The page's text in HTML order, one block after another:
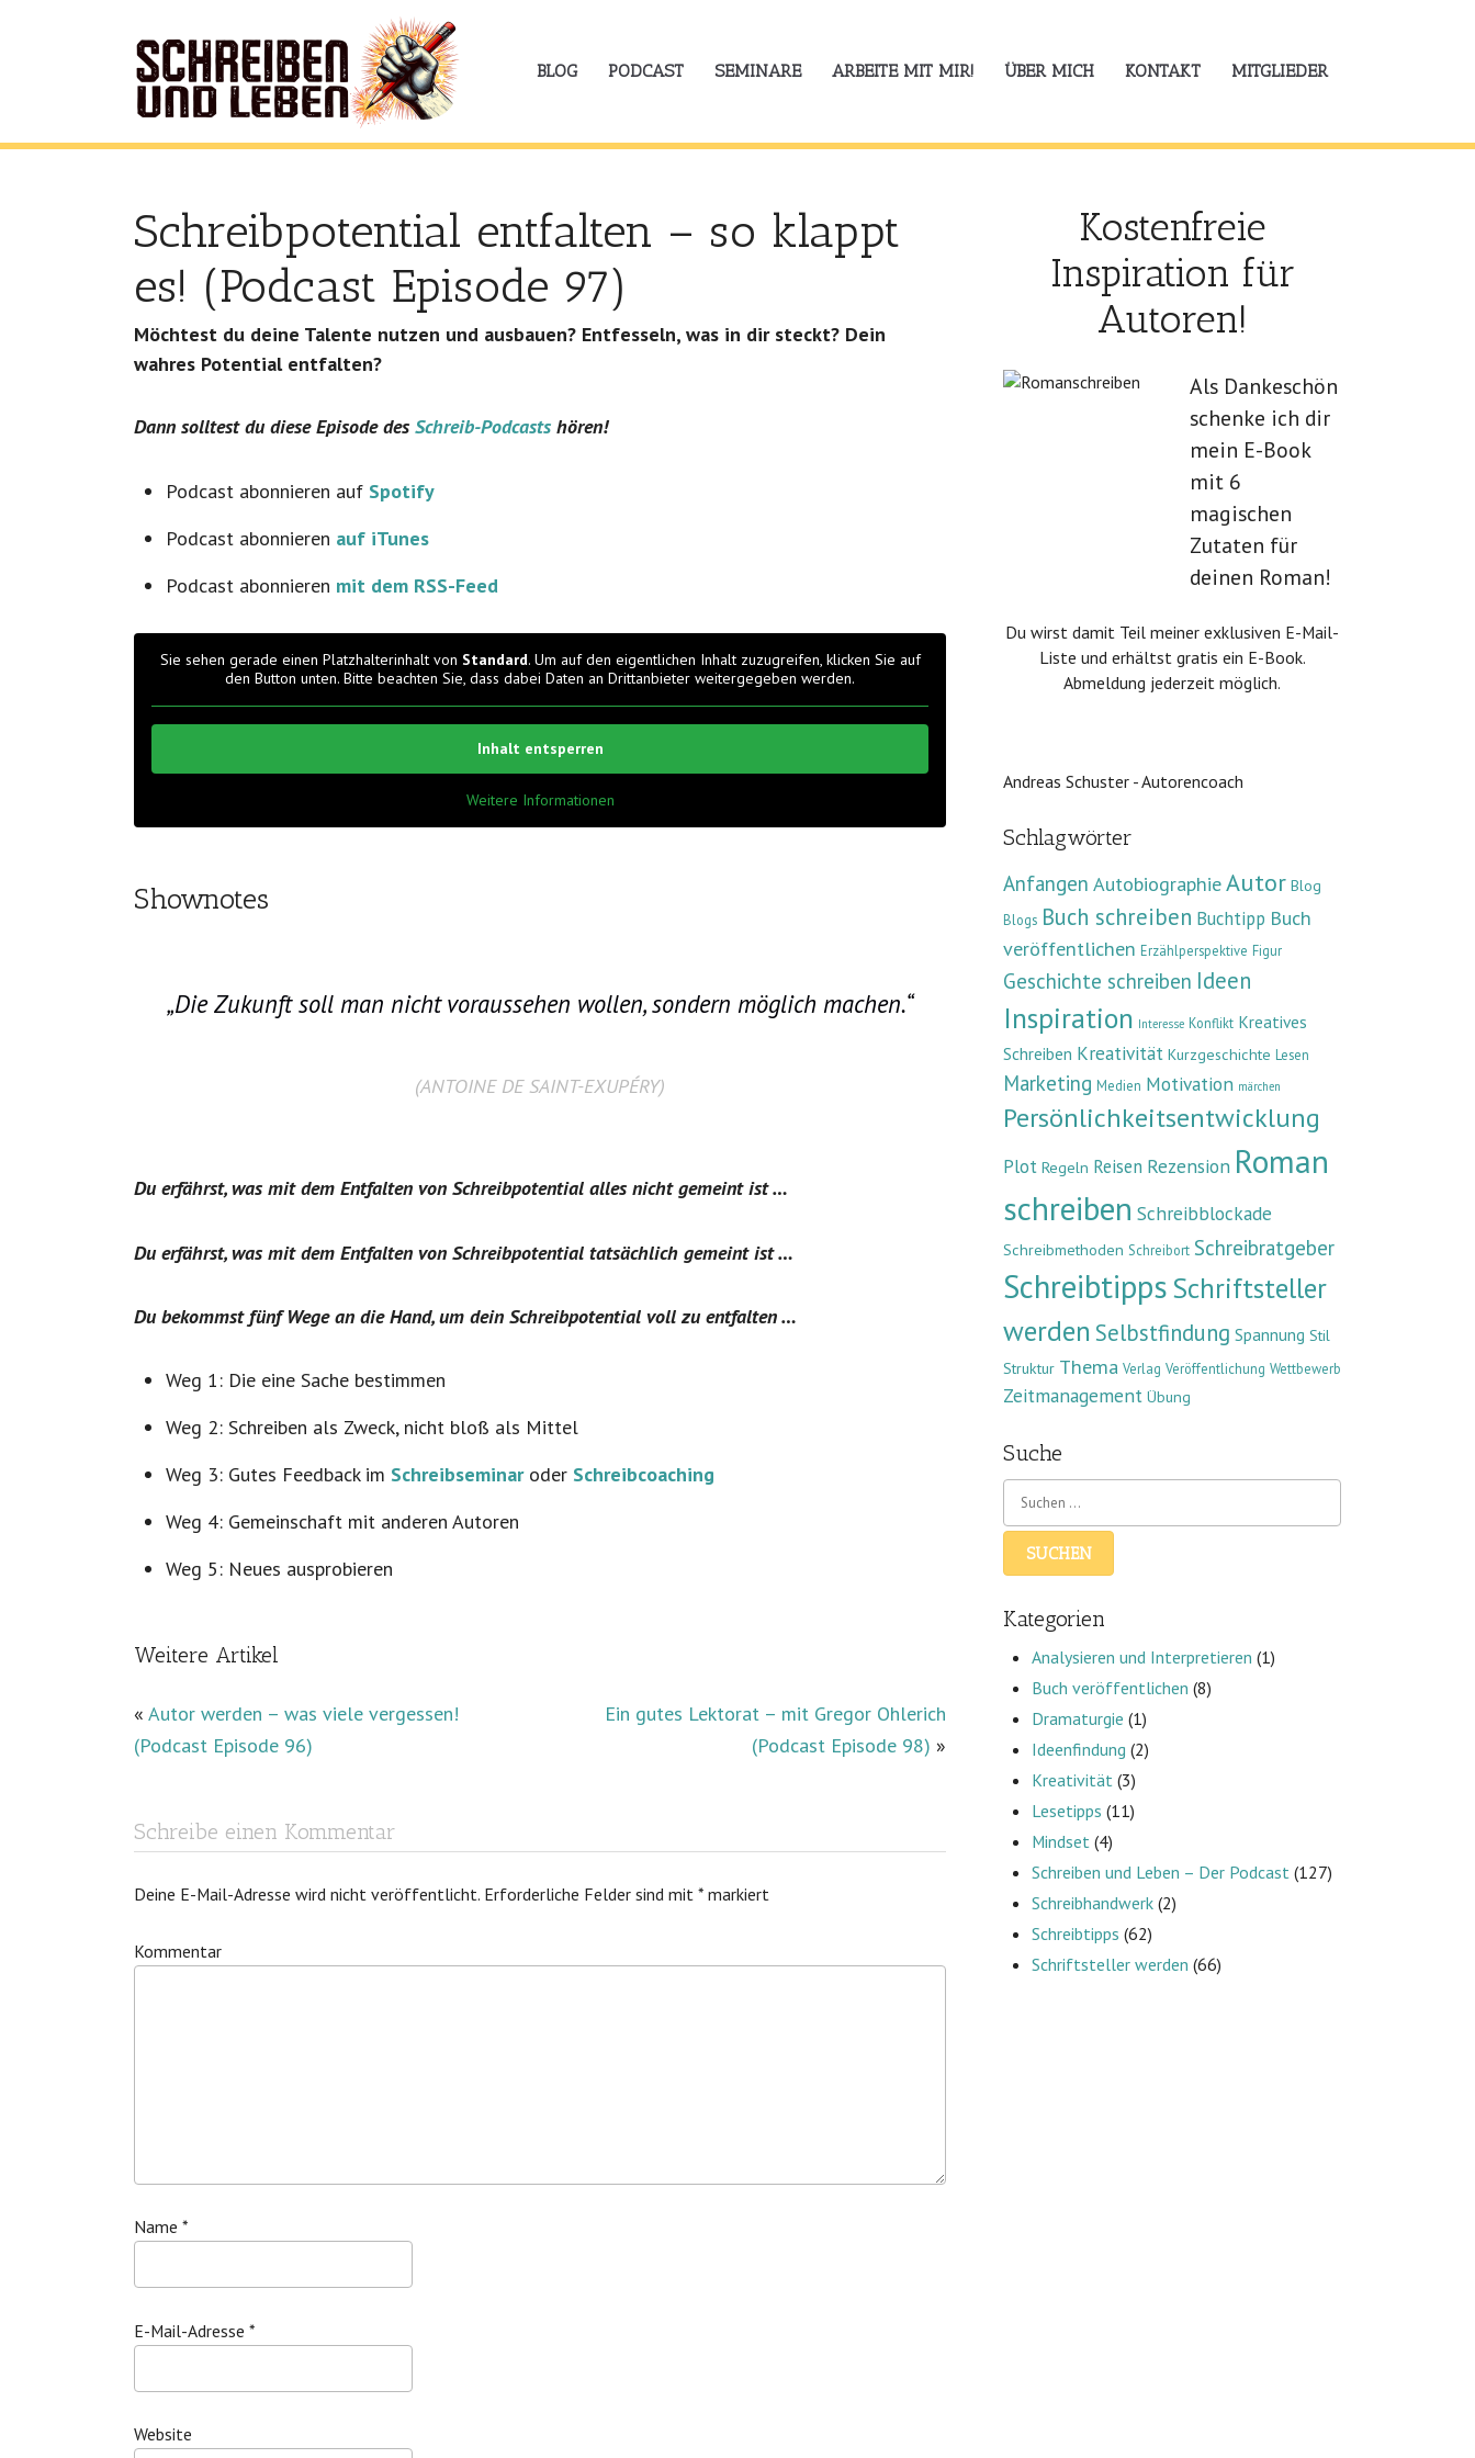
BLOG PODCAST SEMINARE ARBEITE MIT MIR! ÜBER MICH KONTAKT MITGLIEDER
Schreibpotential entfalten – so klappt
es! (Podcast Episode 97)
Möchtest du deine Talente nutzen und ausbauen? Entfesseln, was in dir steckt? Dein
wahres Potential entfalten?
Dann solltest du diese Episode des Schreib-Podcasts hören!
Podcast abonnieren auf Spotify
Podcast abonnieren auf iTunes
Podcast abonnieren mit dem RSS-Feed
Sie sehen gerade einen Platzhalterinhalt von Standard. Um auf den eigentlichen Inhalt zuzugreifen, klicken Sie auf
den Button unten. Bitte beachten Sie, dass dabei Daten an Drittanbieter weitergegeben werden.
Inhalt entsperren
Weitere Informationen
Shownotes
„Die Zukunft soll man nicht voraussehen wollen, sondern möglich machen.“
(ANTOINE DE SAINT-EXUPÉRY)
Du erfährst, was mit dem Entfalten von Schreibpotential alles nicht gemeint ist …
Du erfährst, was mit dem Entfalten von Schreibpotential tatsächlich gemeint ist …
Du bekommst fünf Wege an die Hand, um dein Schreibpotential voll zu entfalten …
Weg 1: Die eine Sache bestimmen
Weg 2: Schreiben als Zweck, nicht bloß als Mittel
Weg 3: Gutes Feedback im Schreibseminaroder Schreibcoaching
Weg 4: Gemeinschaft mit anderen Autoren
Weg 5: Neues ausprobieren
Weitere Artikel
« Autor werden – was viele vergessen!
(Podcast Episode 96)
Ein gutes Lektorat – mit Gregor Ohlerich
(Podcast Episode 98) »
Schreibe einen Kommentar
Deine E-Mail-Adresse wird nicht veröffentlicht. Erforderliche Felder sind mit * markiert
Kommentar
Name *
E-Mail-Adresse *
Website
Kostenfreie
Inspiration für
Autoren!
Als Dankeschön
schenke ich dir
mein E-Book
mit 6
magischen
Zutaten für
deinen Roman!
Du wirst damit Teil meiner exklusiven E-Mail-
Liste und erhältst gratis ein E-Book.
Abmeldung jederzeit möglich.
Andreas Schuster - Autorencoach
Schlagwörter
Anfangen AutobiographieAutor Blog
Blogs Buch schreiben Buchtipp Buch
veröffentlichen Erzählperspektive Figur
Geschichte schreiben Ideen
Inspiration Interesse Konflikt Kreatives
Schreiben Kreativität Kurzgeschichte Lesen
Marketing Medien Motivation märchen
Persönlichkeitsentwicklung
Plot Regeln Reisen Rezension Roman
schreiben Schreibblockade
Schreibmethoden Schreibort Schreibratgeber
SchreibtippsSchriftsteller
werden Selbstfindung Spannung Stil
Struktur Thema Verlag Veröffentlichung Wettbewerb
Zeitmanagement Übung
Suche
Kategorien
Analysieren und Interpretieren (1)
Buch veröffentlichen (8)
Dramaturgie (1)
Ideenfindung (2)
Kreativität (3)
Lesetipps (11)
Mindset (4)
Schreiben und Leben – Der Podcast (127)
Schreibhandwerk(2)
Schreibtipps (62)
Schriftsteller werden (66)